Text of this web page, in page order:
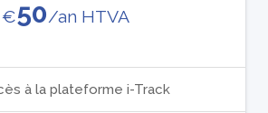
€50/an HTVA
à la plateforme i-Track